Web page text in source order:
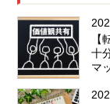
十
マ